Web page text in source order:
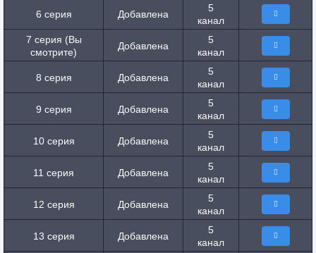
6 серия Добавлена
5
канал
7 серия (Вы
смотрите)
Добавлена
5
канал
8 серия Добавлена
5
канал
9 серия Добавлена
5
канал
10 серия Добавлена
5
канал
11 серия Добавлена
5
канал
12 серия Добавлена
5
канал
13 серия Добавлена
5
канал